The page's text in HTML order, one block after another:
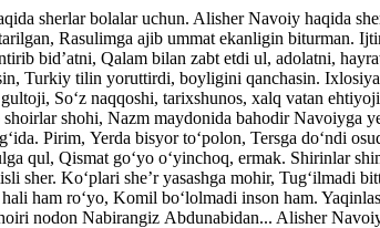
sherlar bolalar uchun. Alisher Navoiy haqida
Rasulimga ajib ummat ekanligin biturman.
bid’atni, Qalam bilan zabt etdi ul, adolatni,
Turkiy tilin yoruttirdi, boyligini qanchasin.
So‘z naqqoshi, tarixshunos, xalq vatan
shohi, Nazm maydonida bahodir Navoiyga
Pirim, Yerda bisyor to‘polon, Tersga do‘ndi
qul, Qismat go‘yo o‘yinchoq, ermak. Shirinlar
sher. Ko‘plari she’r yasashga mohir, Tug‘ilmadi
ham ro‘yo, Komil bo‘lolmadi inson ham.
nodon Nabirangiz Abdunabidan... Alisher